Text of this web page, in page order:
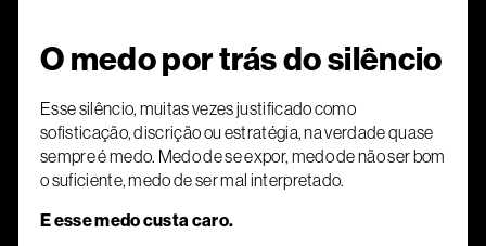
O medo por trás do silêncio
Esse silêncio, muitas vezes justificado como
sofisticação, discrição ou estratégia, na verdade quase
sempre é medo. Medo de se expor, medo de não ser bom
o suficiente, medo de ser mal interpretado.
E esse medo custa caro.